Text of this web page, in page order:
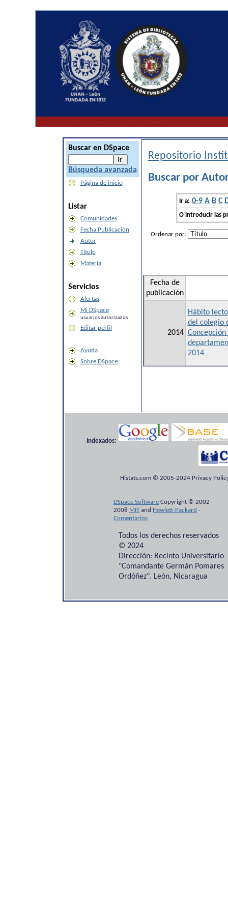
Buscar en DSpace
Búsqueda avanzada
Página de inicio
Listar
Comunidades
Fecha Publicación
Autor
Título
Materia
Servicios
Alertas
Mi DSpace
usuarios autorizados
Editar perfil
Ayuda
Sobre DSpace
Repositorio
Buscar por
Ir a: 0-9 A B C
O introducir las
Ordenar por:
Fecha de
publicación
2014
Hábito
del colegio
2014
Indexados:
Histats.com © 2005-2024 Privacy
DSpace Software Copyright © 2002-
2008 MITand Hewlett-Packard -
Comentarios
Todos los derechos reservados
© 2024
Dirección: Recinto Universitario
"Comandante Germán Pomares
Ordóñez". León, Nicaragua